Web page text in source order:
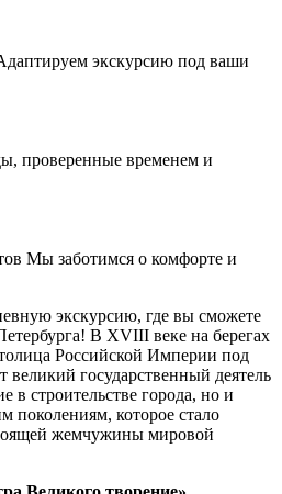
экскурсию под ваши
проверенные временем и
Мы заботимся о комфорте и
экскурсию, где вы сможете
В XVIII веке на берегах
Российской Империи под
великий государственный деятель
в строительстве города, но и
поколениям, которое стало
жемчужины мировой